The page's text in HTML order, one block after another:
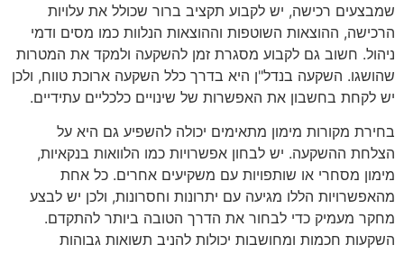
שמבצעים רכישה, יש לקבוע תקציב ברור שכולל את עלויות
הרכישה, ההוצאות השוטפות וההוצאות הנלוות כמו מסים ודמי
ניהול. חשוב גם לקבוע מסגרת זמן להשקעה ולמקד את המטרות
שהושגו. השקעה בנדל"ן היא בדרך כלל השקעה ארוכת טווח, ולכן
יש לקחת בחשבון את האפשרות של שינויים כלכליים עתידיים.
בחירת מקורות מימון מתאימים יכולה להשפיע גם היא על
הצלחת ההשקעה. יש לבחון אפשרויות כמו הלוואות בנקאיות,
מימון מסחרי או שותפויות עם משקיעים אחרים. כל אחת
מהאפשרויות הללו מגיעה עם יתרונות וחסרונות, ולכן יש לבצע
מחקר מעמיק כדי לבחור את הדרך הטובה ביותר להתקדם.
השקעות חכמות ומחושבות יכולות להניב תשואות גבוהות